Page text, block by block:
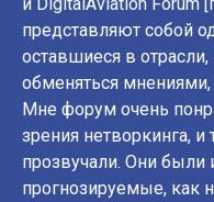
представляют собой
оставшиеся в
обменяться
Мне форум очень
зрения нетворкинга,
прозвучали. Они были
прогнозируемые, как